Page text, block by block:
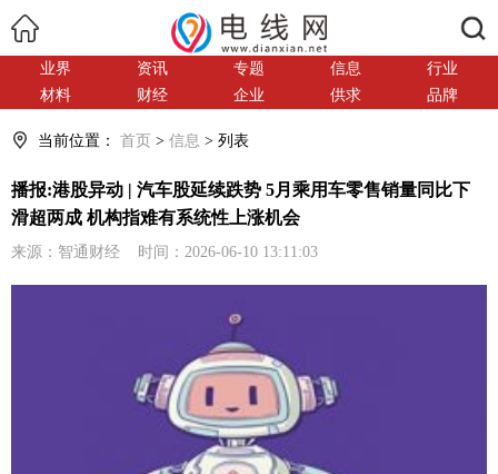
业界 资讯 专题 信息
行业
材料
财经 企业 供求 品牌
当前位置： 首页 > 信息 > 列表
播报:港股异动 | 汽车股延续跌势 5月乘用车零售销量同比下
滑超两成 机构指难有系统性上涨机会
来源：智通财经 时间：2026-06-10 13:11:03